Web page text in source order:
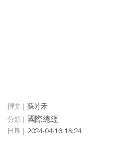
蘇芳禾
國際總經
2024-04-16 18:24